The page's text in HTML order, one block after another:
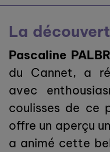
La
Pascaline
du Cannet, a
avec
coulisses de ce
offre un aperçu
a animé cette